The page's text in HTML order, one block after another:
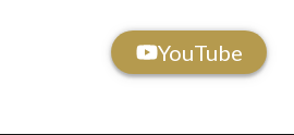
YouTube